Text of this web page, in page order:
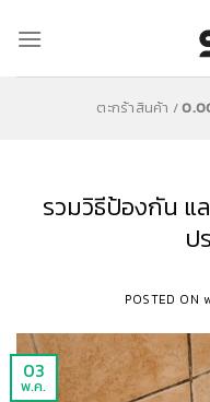
ตะกร้าสินค้า /
รวมวิธีป้องกัน แ
ป
POSTED ON
03
พ.ค.